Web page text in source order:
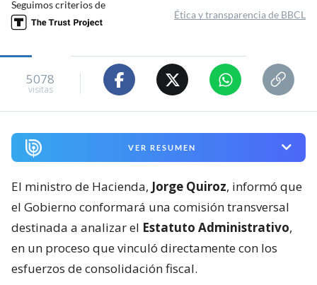
Seguimos criterios de
Ética y transparencia de BBCL
5078
visitas
VER RESUMEN
El ministro de Hacienda, Jorge Quiroz, informó que
el Gobierno conformará una comisión transversal
destinada a analizar el Estatuto Administrativo,
en un proceso que vinculó directamente con los
esfuerzos de consolidación fiscal.